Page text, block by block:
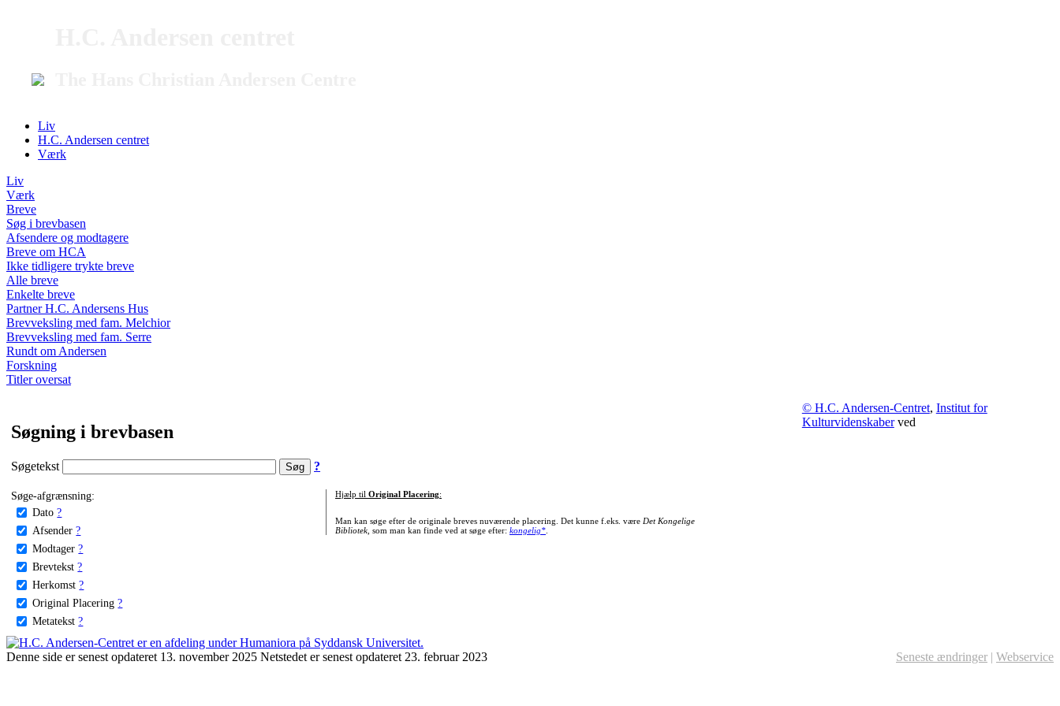
Liv
H.C. Andersen centret
Værk
Liv
Værk
Breve
Søg i brevbasen
Afsendere og modtagere
Breve om HCA
Ikke tidligere trykte breve
Alle breve
Enkelte breve
Partner H.C. Andersens Hus
Brevveksling med fam. Melchior
Brevveksling med fam. Serre
Rundt om Andersen
Forskning
Titler oversat
Søgning i brevbasen
Søgetekst ?
Søge-afgrænsning:
Dato ?
Afsender ?
Modtager ?
Brevtekst ?
Herkomst ?
Original Placering ?
Metatekst ?
Hjælp til Original Placering:
Man kan søge efter de originale breves nuværende placering. Det kunne f.eks. være Det Kongelige
Bibliotek, som man kan finde ved at søge efter: kongelig*.
© H.C. Andersen-Centret, Institut for
Kulturvidenskaberved
Denne side er senest opdateret 13. november 2025 Netstedet er senest opdateret 23. februar 2023 Seneste ændringer | Webservice